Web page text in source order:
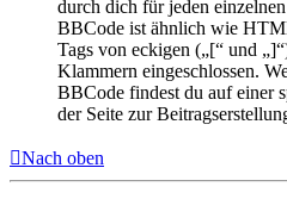
durch dich für jeden
BBCode ist ähnlich wie
Tags von eckigen („[“ und
Klammern eingeschlossen.
BBCode findest du auf einer
der Seite zur
Nach oben